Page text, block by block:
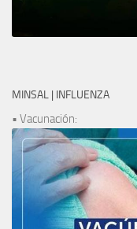
MINSAL | INFLUENZA
• Vacunación: